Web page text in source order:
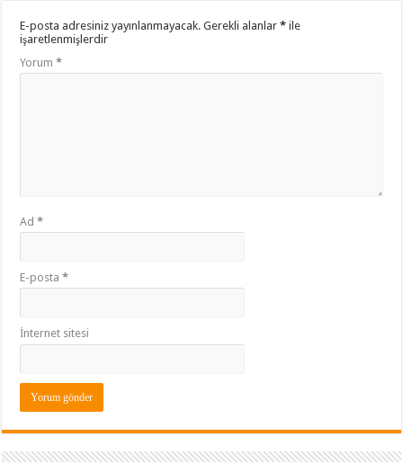
E-posta adresiniz yayınlanmayacak. Gerekli alanlar* ile
işaretlenmişlerdir
Yorum*
Ad*
E-posta*
İnternet sitesi